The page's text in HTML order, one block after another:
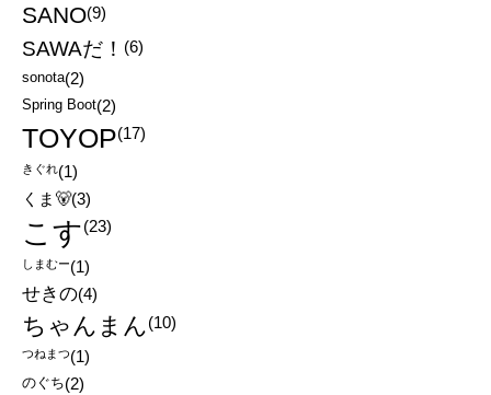
SANO(9)
SAWAだ！ (6)
sonota(2)
Spring Boot(2)
TOYOP(17)
きぐれ(1)
くま🐻(3)
こす(23)
しまむー(1)
せきの(4)
ちゃんまん(10)
つねまつ(1)
のぐち(2)